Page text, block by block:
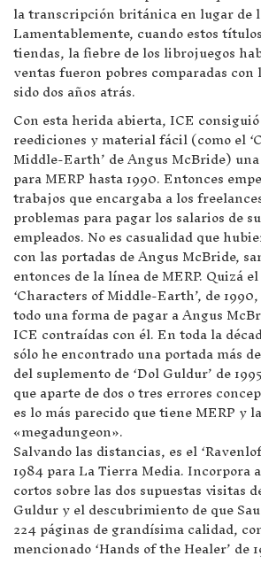
la transcripción británica en lugar de
Lamentablemente, cuando estos
tiendas, la fiebre de los librojuegos
ventas fueron pobres comparadas
sido dos años atrás.
Con esta herida abierta, ICE
reediciones y material fácil (como el
Middle-Earth’ de Angus McBride)
para MERP hasta 1990. Entonces
trabajos que encargaba a los
problemas para pagar los salarios de
empleados. No es casualidad que
con las portadas de Angus McBride,
entonces de la línea de MERP. Quizá
‘Characters of Middle-Earth’, de
todo una forma de pagar a Angus
ICE contraídas con él. En toda la
sólo he encontrado una portada más
del suplemento de ‘Dol Guldur’ de
que aparte de dos o tres errores
es lo más parecido que tiene MERP y
«megadungeon».
Salvando las distancias, es el
1984 para La Tierra Media. Incorpora
cortos sobre las dos supuestas visitas
Guldur y el descubrimiento de que
224 páginas de grandísima calidad,
mencionado ‘Hands of the Healer’ de